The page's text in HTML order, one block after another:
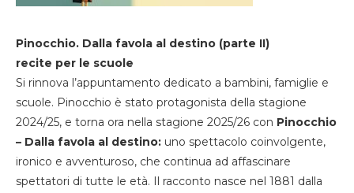
Pinocchio. Dalla favola al destino (parte II)
recite per le scuole
Si rinnova l’appuntamento dedicato a bambini, famiglie e
scuole. Pinocchio è stato protagonista della stagione
2024/25, e torna ora nella stagione 2025/26 con Pinocchio
– Dalla favola al destino: uno spettacolo coinvolgente,
ironico e avventuroso, che continua ad affascinare
spettatori di tutte le età. Il racconto nasce nel 1881 dalla